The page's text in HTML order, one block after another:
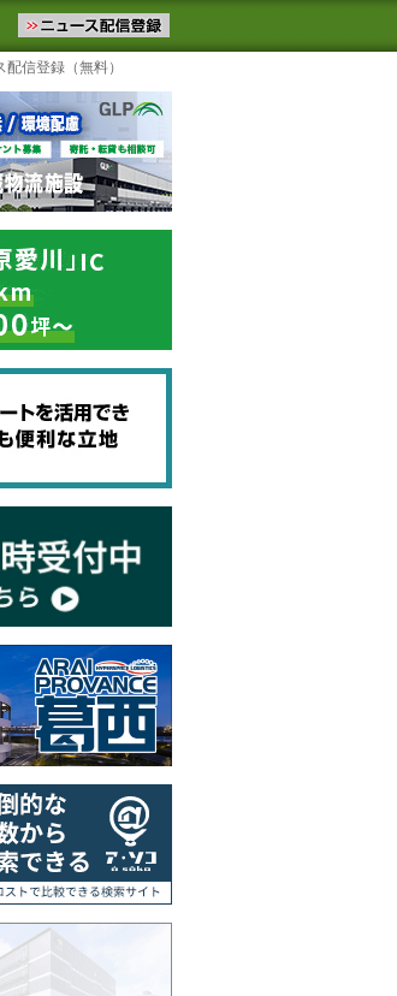
ます。物流ニュースメール配信を登録す
よく見るテーマ
配信登録（無料）